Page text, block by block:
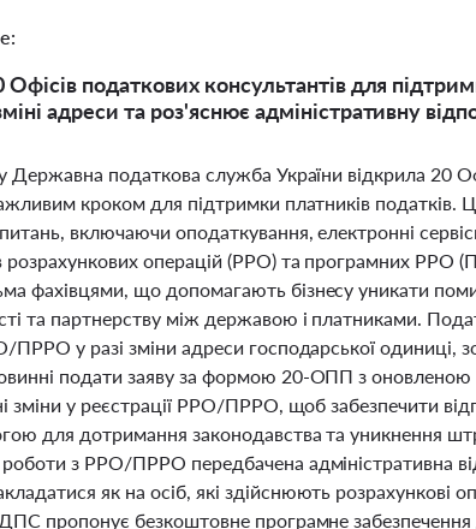
податкових консультантів для
адреси та роз'яснює адміністративну
Державна податкова служба України відкрила 20
кроком для підтримки платників податків.
включаючи оподаткування, електронні
розрахункових операцій (РРО) та програмних РРО
фахівцями, що допомагають бізнесу уникати
та партнерству між державою і платниками.
ПРРО у разі зміни адреси господарської одиниці,
подати заяву за формою 20-ОПП з оновленою
зміни у реєстрації РРО/ПРРО, щоб забезпечити
для дотримання законодавства та уникнення
з РРО/ПРРО передбачена адміністративна
як на осіб, які здійснюють розрахункові
ДПС пропонує безкоштовне програмне